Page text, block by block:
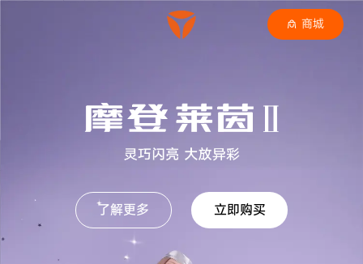
商城
了解更多 立即购买